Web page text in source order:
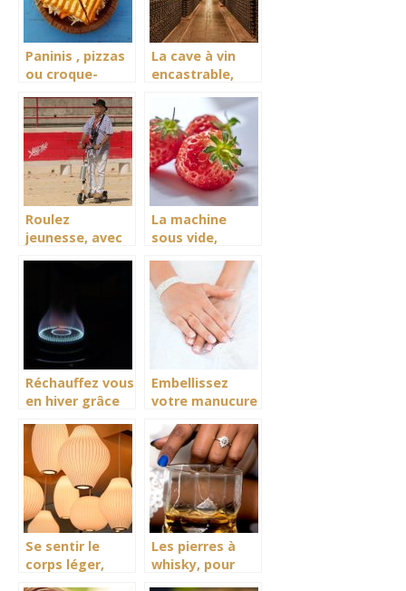
Paninis , pizzas
ou croque-
quels sont les
plus faciles à
réaliser ?
La cave à vin
encastrable,
vin au frais
Roulez
jeunesse, avec
La machine
sous vide,
aliments au
frais
Réchauffez vous
en hiver grâce
chauffant
Embellissez
votre manucure
uv à ongles
Se sentir le
corps léger,
Les pierres à
whisky, pour